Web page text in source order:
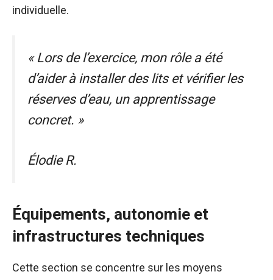
individuelle.
« Lors de l’exercice, mon rôle a été
d’aider à installer des lits et vérifier les
réserves d’eau, un apprentissage
concret. »
Élodie R.
Équipements, autonomie et
infrastructures techniques
Cette section se concentre sur les moyens